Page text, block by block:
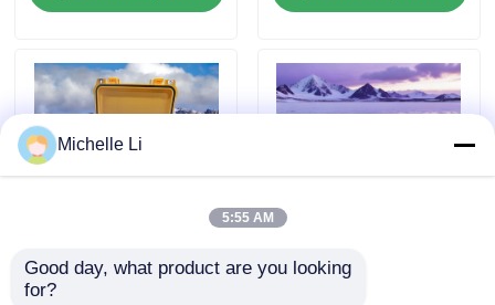
Fale Conosco
Pedir um orçamento
Instrumento geofísico da exploração
Medidor geofísico da resistividade
Registro bom geofísico
Câmera de
confirmação de
Equipamento de
Michelle Li
5:55 AM
Good day, what product are you looking
for?